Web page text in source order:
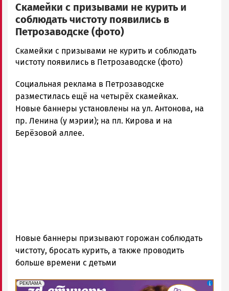
Скамейки с призывами не курить и
соблюдать чистоту появились в
Петрозаводске (фото)
admintimur
Новости
и
Карелии
|
Петрозаводск
ГОВОРИТ
Скамейки с призывами не курить и соблюдать
чистоту появились в Петрозаводске (фото)
Социальная реклама в Петрозаводске
разместилась ещё на четырёх скамейках.
Новые баннеры установлены на ул. Антонова, на
пр. Ленина (у мэрии); на пл. Кирова и на
Берёзовой аллее.
Новые баннеры призывают горожан соблюдать
чистоту, бросать курить, а также проводить
больше времени с детьми
erid: 2SDnjePV7ZG
РЕКЛАМА
Реклама